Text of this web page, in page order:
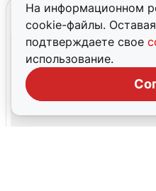
На информационном
cookie-файлы.
подтверждаете свое
использование.